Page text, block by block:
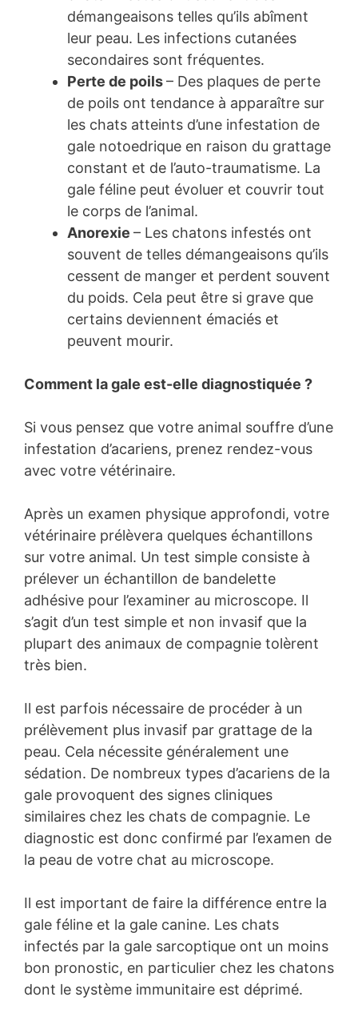
démangeaisons telles qu’ils abîment
leur peau. Les infections cutanées
secondaires sont fréquentes.
Perte de poils– Des plaques de perte
de poils ont tendance à apparaître sur
les chats atteints d’une infestation de
gale notoedrique en raison du grattage
constant et de l’auto-traumatisme. La
gale féline peut évoluer et couvrir tout
le corps de l’animal.
Anorexie – Les chatons infestés ont
souvent de telles démangeaisons qu’ils
cessent de manger et perdent souvent
du poids. Cela peut être si grave que
certains deviennent émaciés et
peuvent mourir.
Comment la gale est-elle diagnostiquée ?
Si vous pensez que votre animal souffre d’une
infestation d’acariens, prenez rendez-vous
avec votre vétérinaire.
Après un examen physique approfondi, votre
vétérinaire prélèvera quelques échantillons
sur votre animal. Un test simple consiste à
prélever un échantillon de bandelette
adhésive pour l’examiner au microscope. Il
s’agit d’un test simple et non invasif que la
plupart des animaux de compagnie tolèrent
très bien.
Il est parfois nécessaire de procéder à un
prélèvement plus invasif par grattage de la
peau. Cela nécessite généralement une
sédation. De nombreux types d’acariens de la
gale provoquent des signes cliniques
similaires chez les chats de compagnie. Le
diagnostic est donc confirmé par l’examen de
la peau de votre chat au microscope.
Il est important de faire la différence entre la
gale féline et la gale canine. Les chats
infectés par la gale sarcoptique ont un moins
bon pronostic, en particulier chez les chatons
dont le système immunitaire est déprimé.